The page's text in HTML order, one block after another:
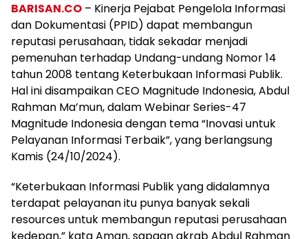
BARISAN.CO – Kinerja Pejabat Pengelola Informasi
dan Dokumentasi (PPID) dapat membangun
reputasi perusahaan, tidak sekadar menjadi
pemenuhan terhadap Undang-undang Nomor 14
tahun 2008 tentang Keterbukaan Informasi Publik.
Hal ini disampaikan CEO Magnitude Indonesia, Abdul
Rahman Ma’mun, dalam Webinar Series-47
Magnitude Indonesia dengan tema “Inovasi untuk
Pelayanan Informasi Terbaik”, yang berlangsung
Kamis (24/10/2024).
“Keterbukaan Informasi Publik yang didalamnya
terdapat pelayanan itu punya banyak sekali
resources untuk membangun reputasi perusahaan